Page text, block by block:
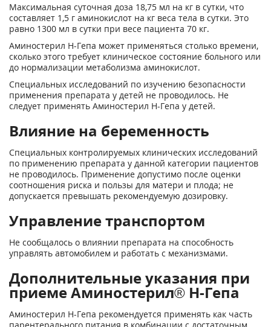
Максимальная суточная доза 18,75 мл на кг в сутки, что
составляет 1,5 г аминокислот на кг веса тела в сутки. Это
равно 1300 мл в сутки при весе пациента 70 кг.
Аминостерил Н-Гепа может применяться столько времени,
сколько этого требует клиническое состояние больного или
до нормализации метаболизма аминокислот.
Специальных исследований по изучению безопасности
применения препарата у детей не проводилось. Не
следует применять Аминостерил Н-Гепа у детей.
Влияние на беременность
Специальных контролируемых клинических исследований
по применению препарата у данной категории пациентов
не проводилось. Применение допустимо после оценки
соотношения риска и пользы для матери и плода; не
допускается превышать рекомендуемую дозировку.
Управление транспортом
Не сообщалось о влиянии препарата на способность
управлять автомобилем и работать с механизмами.
Дополнительные указания при
приеме Аминостерил® Н-Гепа
Аминостерил Н-Гепа рекомендуется применять как часть